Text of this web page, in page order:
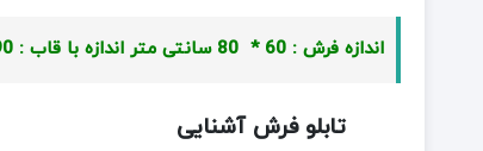
اندازه فرش : 60 * 80 سانتی متر اندازه با قاب : 90 * 110 سانتی متر
تابلو فرش آشنایی